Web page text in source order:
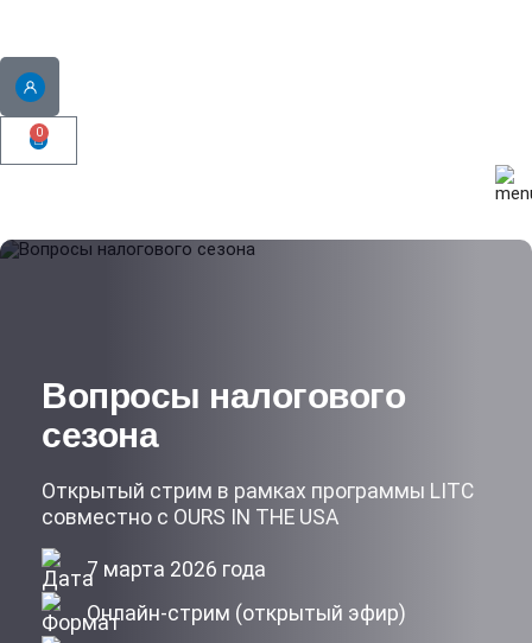
0
Вопросы налогового
сезона
Открытый стрим в рамках программы LITC
совместно с OURS IN THE USA
7 марта 2026 года
Онлайн‑стрим (открытый эфир)